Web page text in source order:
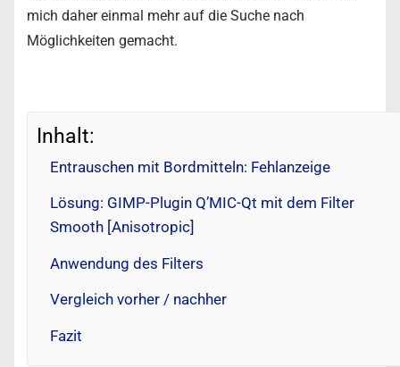
mich daher einmal mehr auf die Suche nach
Möglichkeiten gemacht.
Inhalt:
Entrauschen mit Bordmitteln: Fehlanzeige
Lösung: GIMP-Plugin Q’MIC-Qt mit dem Filter
Smooth [Anisotropic]
Anwendung des Filters
Vergleich vorher / nachher
Fazit